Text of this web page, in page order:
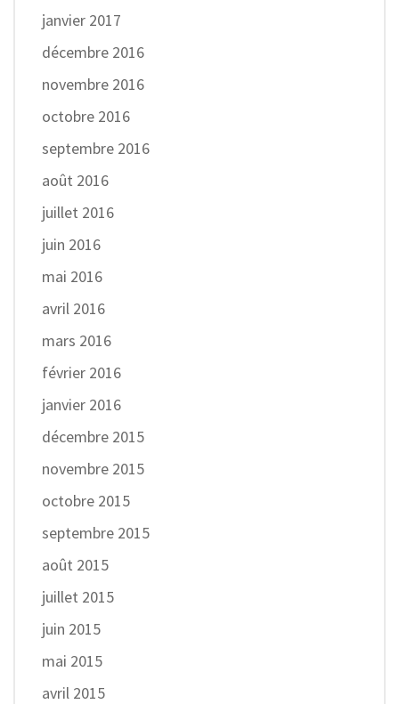
janvier 2017
décembre 2016
novembre 2016
octobre 2016
septembre 2016
août 2016
juillet 2016
juin 2016
mai 2016
avril 2016
mars 2016
février 2016
janvier 2016
décembre 2015
novembre 2015
octobre 2015
septembre 2015
août 2015
juillet 2015
juin 2015
mai 2015
avril 2015